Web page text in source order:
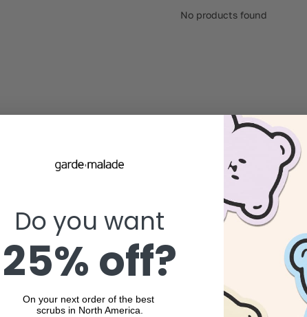
No products found
Do you want
25% off?
On your next order of the best
scrubs in North America.